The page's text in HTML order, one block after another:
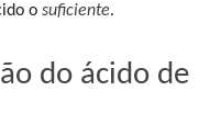
o suficiente.
do ácido de